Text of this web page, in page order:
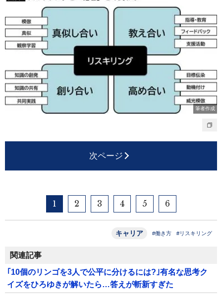
筆者作成
次ページ
1 2 3 4 5 6
キャリア #働き方 #リスキリング
関連記事
｢10個のリンゴを3人で公平に分けるには?｣有名な思考ク
イズをひろゆきが解いたら…答えが斬新すぎた